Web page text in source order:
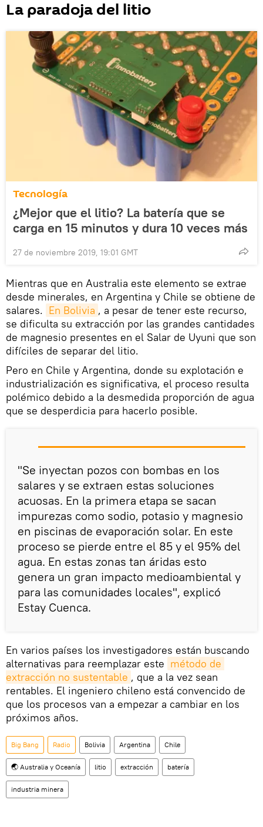
La paradoja del litio
Tecnología
¿Mejor que el litio? La batería que se
carga en 15 minutos y dura 10 veces más
27 de noviembre 2019, 19:01 GMT
Mientras que en Australia este elemento se extrae
desde minerales, en Argentina y Chile se obtiene de
salares. En Bolivia , a pesar de tener este recurso,
se dificulta su extracción por las grandes cantidades
de magnesio presentes en el Salar de Uyuni que son
difíciles de separar del litio.
Pero en Chile y Argentina, donde su explotación e
industrialización es significativa, el proceso resulta
polémico debido a la desmedida proporción de agua
que se desperdicia para hacerlo posible.
"Se inyectan pozos con bombas en los
salares y se extraen estas soluciones
acuosas. En la primera etapa se sacan
impurezas como sodio, potasio y magnesio
en piscinas de evaporación solar. En este
proceso se pierde entre el 85 y el 95% del
agua. En estas zonas tan áridas esto
genera un gran impacto medioambiental y
para las comunidades locales", explicó
Estay Cuenca.
En varios países los investigadores están buscando
alternativas para reemplazar este método de
extracción no sustentable , que a la vez sean
rentables. El ingeniero chileno está convencido de
que los procesos van a empezar a cambiar en los
próximos años.
Big Bang Radio Bolivia Argentina Chile
🌏 Australia y Oceanía litio extracción batería
industria minera